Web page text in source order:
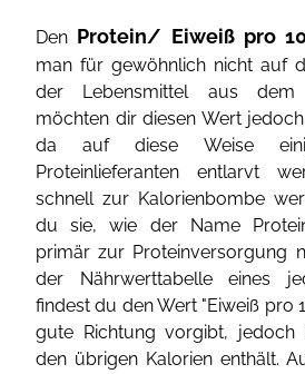
Den Protein/ Eiweiß pro
man für gewöhnlich nicht auf
der Lebensmittel aus dem
möchten dir diesen Wert
da auf diese Weise
Proteinlieferanten entlarvt
schnell zur Kalorienbombe
du sie, wie der Name
primär zur Proteinversorgung
der Nährwerttabelle eines
findest du den Wert "Eiweiß pro
gute Richtung vorgibt, jedoch
den übrigen Kalorien enthält.